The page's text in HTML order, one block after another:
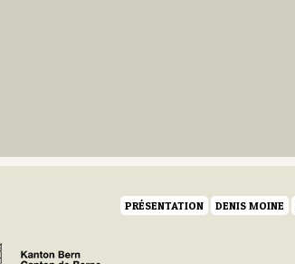
PRÉSENTATION DENIS MOINE